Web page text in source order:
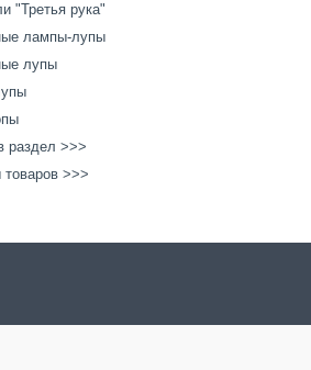
"Третья рука"
лампы-лупы
лупы
раздел >>>
>>>